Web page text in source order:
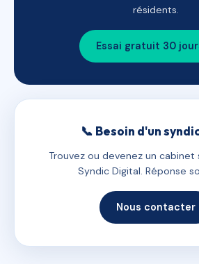
résidents.
Essai gratuit 30
📞 Besoin d'un
Trouvez ou devenez un
Syndic Digital. Réponse
Nous contacter